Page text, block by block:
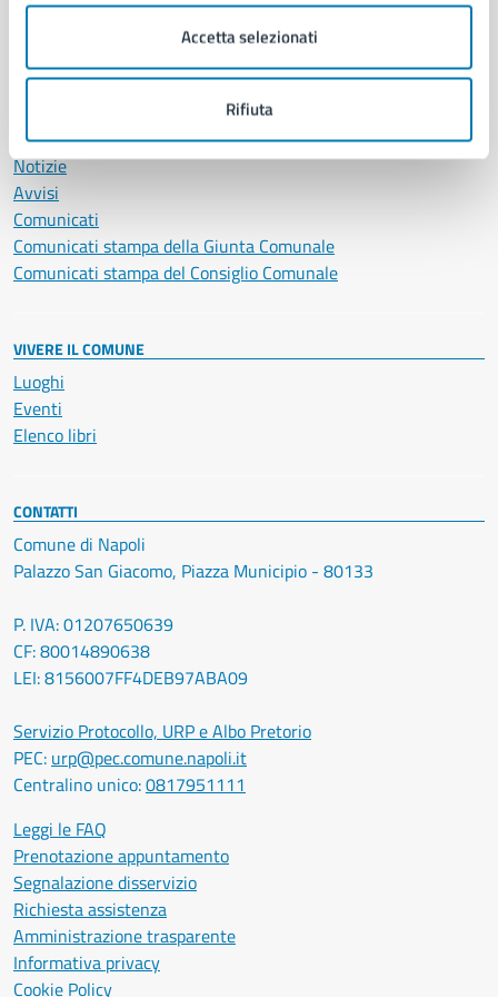
Accetta selezionati
Rifiuta
NOVITÀ
Notizie
Avvisi
Comunicati
Comunicati stampa della Giunta Comunale
Comunicati stampa del Consiglio Comunale
VIVERE IL COMUNE
Luoghi
Eventi
Elenco libri
CONTATTI
Comune di Napoli
Palazzo San Giacomo, Piazza Municipio - 80133
P. IVA: 01207650639
CF: 80014890638
LEI: 8156007FF4DEB97ABA09
Servizio Protocollo, URP e Albo Pretorio
PEC: urp@pec.comune.napoli.it
Centralino unico:0817951111
Leggi le FAQ
Prenotazione appuntamento
Segnalazione disservizio
Richiesta assistenza
Amministrazione trasparente
Informativa privacy
Cookie Policy